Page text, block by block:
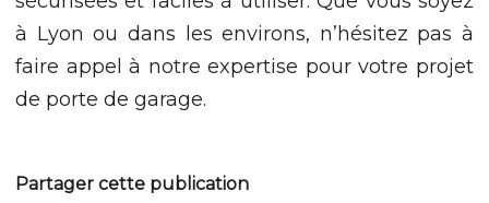
à Lyon ou dans les environs, n’hésitez pas à
faire appel à notre expertise pour votre projet
de porte de garage.
Partager cette publication